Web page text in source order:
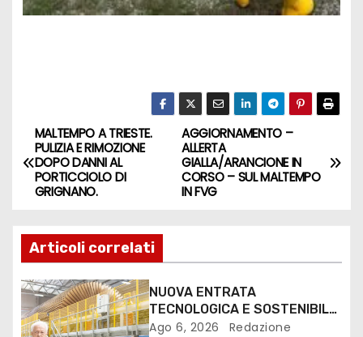
AGGIORNAMENTO –
ALLERTA
GIALLA/ARANCIONE IN
CORSO – SUL MALTEMPO
IN FVG
MALTEMPO A TRIESTE.
PULIZIA E RIMOZIONE
DOPO DANNI AL
PORTICCIOLO DI
GRIGNANO.
Articoli correlati
NUOVA ENTRATA
TECNOLOGICA E SOSTENIBILE
PER I MEZZI PESANTI ALLA
Ago 6, 2026 Redazione